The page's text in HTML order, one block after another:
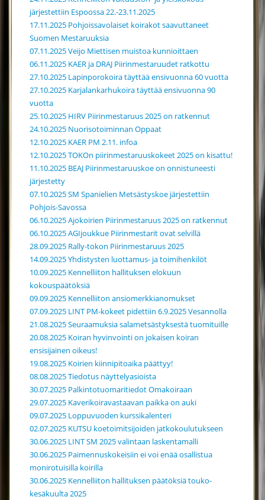
järjestettiin Espoossa 22.-23.11.2025
17.11.2025 Pohjoissavolaiset koirakot saavuttaneet
Suomen Mestaruuksia
07.11.2025 Veijo Miettisen muistoa kunnioittaen
06.11.2025 KAER ja DRAJ Piirinmestaruudet ratkottu
27.10.2025 Lapinporokoira täyttää ensivuonna 60 vuotta
27.10.2025 Karjalankarhukoira täyttää ensivuonna 90
vuotta
25.10.2025 HIRV Piirinmestaruus 2025 on ratkennut
24.10.2025 Nuorisotoiminnan Oppaat
12.10.2025 KAER PM 2.11. infoa
12.10.2025 TOKOn piirinmestaruuskokeet 2025 on kisattu!
11.10.2025 BEAJ Piirinmestaruuskoe on onnistuneesti
järjestetty
07.10.2025 SM Spanielien Metsästyskoe järjestettiin
Pohjois-Savossa
06.10.2025 Ajokoirien Piirinmestaruus 2025 on ratkennut
06.10.2025 AGIjoukkue Piirinmestarit ovat selvillä
28.09.2025 Rally-tokon Piirinmestaruus 2025
14.09.2025 Yhdistysten luottamus- ja toimihenkilöt
10.09.2025 Kennelliiton hallituksen elokuun
kokouspäätöksiä
09.09.2025 Kennelliiton ansiomerkkianomukset
07.09.2025 LINT PM-kokeet pidettiin 6.9.2025 Vesannolla
21.08.2025 Seuraamuksia salametsästyksestä tuomituille
20.08.2025 Koiran hyvinvointi on jokaisen koiran
ensisijainen oikeus!
19.08.2025 Koirien kiinnipitoaika päättyy!
08.08.2025 Tiedotus näyttelyasioista
30.07.2025 Palkintotuomaritiedot Omakoiraan
29.07.2025 Kaverikoiravastaavan paikka on auki
09.07.2025 Loppuvuoden kurssikalenteri
02.07.2025 KUTSU koetoimitsijoiden jatkokoulutukseen
30.06.2025 LINT SM 2025 valintaan laskentamalli
30.06.2025 Paimennuskokeisiin ei voi enää osallistua
monirotuisilla koirilla
30.06.2025 Kennelliiton hallituksen päätöksiä touko-
kesäkuulta 2025